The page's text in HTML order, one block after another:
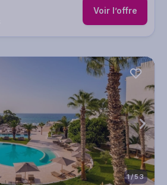
Voir l’offre
1/53